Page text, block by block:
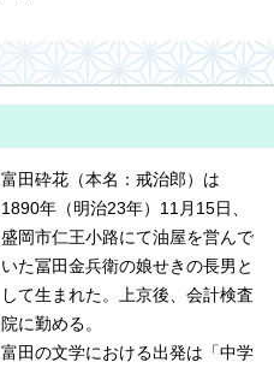
富田砕花（本名：戒治郎）は
1890年（明治23年）11月15日、
盛岡市仁王小路にて油屋を営んで
いた冨田金兵衛の娘せきの長男と
して生まれた。上京後、会計検査
院に勤める。
富田の文学における出発は「中学